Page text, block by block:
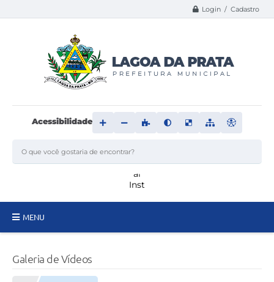
Login / Cadastro
Acessibilidade
MENU
Galeria de Vídeos